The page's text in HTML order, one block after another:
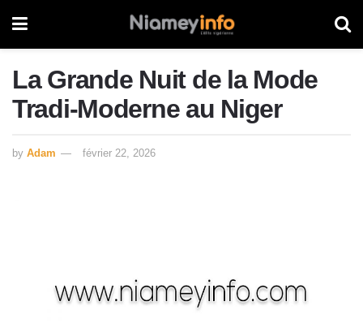
La Grande Nuit de la Mode
Tradi-Moderne au Niger
by Adam février 22, 2026